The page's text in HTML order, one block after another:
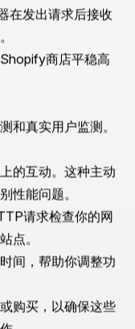
技术性能相关的关
页面加载速度和用
以预测和解决潜在
验越好，从而转化
请求的响应时间。
问题，这可能会干
在发出请求后接收
商店平稳高